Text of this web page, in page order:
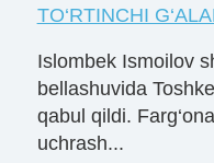
TO‘RTINCHI
Islombek Ismoilov
bellashuvida
qabul qildi.
uchrash...